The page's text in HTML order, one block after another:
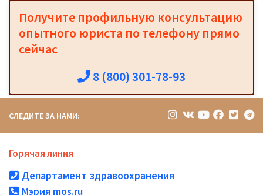
Получите профильную консультацию
опытного юриста по телефону прямо
сейчас
8 (800) 301-78-93
СЛЕДИТЕ ЗА НАМИ:
Горячая линия
Департамент здравоохранения
Мэрия mos.ru